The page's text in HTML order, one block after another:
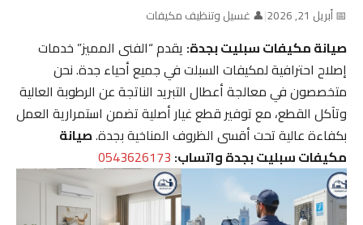
📅 أبريل 21, 2026 |👤 غسيل وتنظيف مكيفات
صيانة مكيفات سبليت بجدة:يقدم “الفنى المميز” خدمات
إصلاح احترافية لمكيفات السبلت في جميع أحياء جدة. نحن
متخصصون في معالجة أعطال التبريد الناتجة عن الرطوبة العالية
وتآكل القطع، مع توفير قطع غيار أصلية تضمن استمرارية العمل
بكفاءة عالية تحت أقسى الظروف المناخية بجدة.صيانة
مكيفات سبليت بجدة واتساب:0543626173